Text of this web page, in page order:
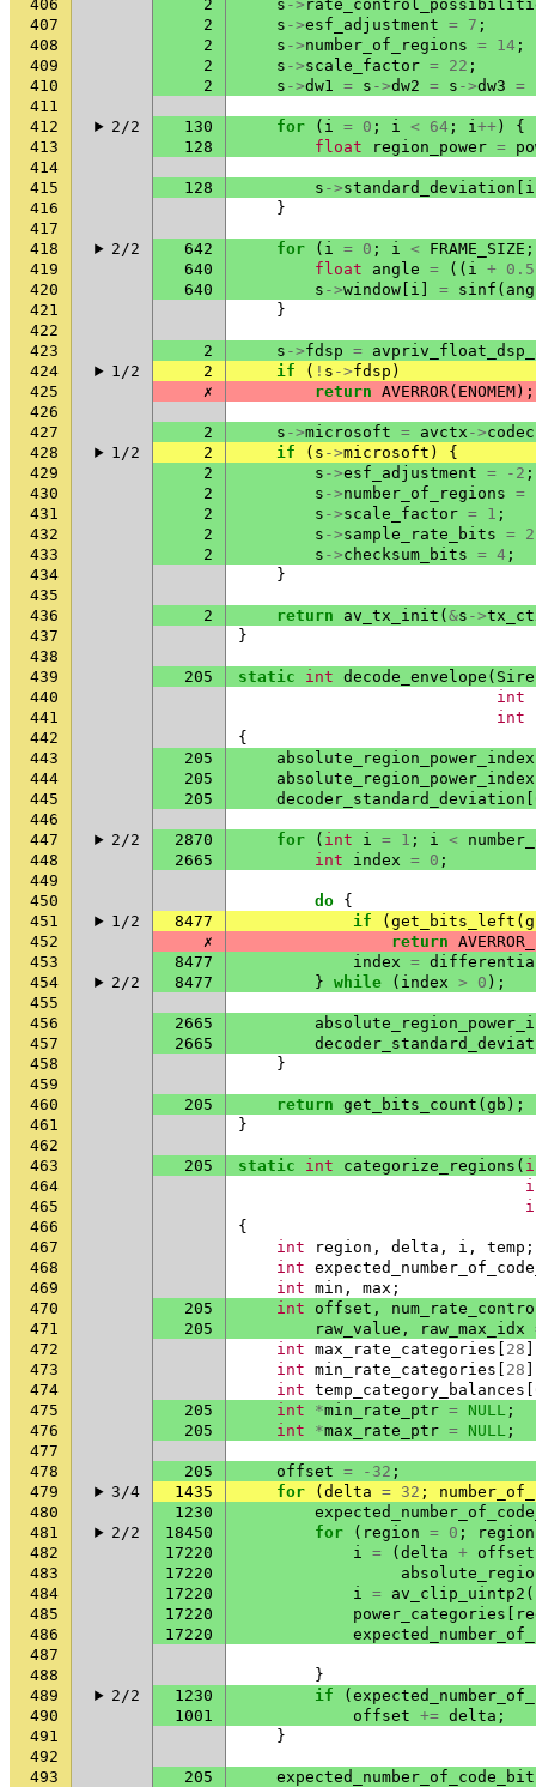
406 2 s ->
407
2 s ->esf_adjustment = 7 ;
408
2 s ->number_of_regions = 14 ;
409
2 s ->scale_factor = 22 ;
410
2 s ->dw1 = s ->dw2 = s ->dw3 =
411
412
2/2 130 for ( i = 0 ; i < 64 ; i++ )
{
413
128 float region_power =
414
415
128 s ->standard_deviation i
416
}
417
418
2/2 642 for ( i = 0 ; i < FRAME_SIZE ;
419
640 float angle = (( i +
420
640 s ->window i = sinf (
421
}
422
423
2 s ->fdsp =
424
1/2 2 if ( ! s ->fdsp )
425
✗ return AVERROR( ENOMEM);
426
427
2 s ->microsoft = avctx ->codec
428
1/2 2 if ( s ->microsoft )
{
429
2 s ->esf_adjustment = -2 ;
430
2 s ->number_of_regions =
431
2 s ->scale_factor = 1 ;
432
2 s ->sample_rate_bits = 2
433
2 s ->checksum_bits = 4 ;
434
}
435
436
2 return av_tx_init ( &s ->
437
}
438
439
205 static int decode_envelope (
440
int
441
int
442
{
443
205 absolute_region_power_index
444
205 absolute_region_power_index
445
205 decoder_standard_deviation
446
447
2/2 2870 for ( int i = 1 ; i <
448
2665 int index = 0 ;
449
450
do {
451
1/2 8477 if ( get_bits_left (
452
✗ return
453
8477 index =
454
2/2 8477 } while ( index > 0 );
455
456
2665
457
2665
458
}
459
460
205 return get_bits_count ( gb );
461
}
462
463
205 static int categorize_regions (
464
465
466
{
467
int region , delta , i , temp ;
468
int
469
int min , max ;
470
205 int offset ,
471
205 raw_value , raw_max_idx
472
int max_rate_categories 28
473
int min_rate_categories 28
474
int temp_category_balances
475
205 int *min_rate_ptr = NULL ;
476
205 int *max_rate_ptr = NULL ;
477
478
205 offset = -32 ;
479
3/4 1435 for ( delta = 32 ;
480
1230
481
2/2 18450 for ( region = 0 ;
region
482
17220 i = ( delta + offset
483
17220
484
17220 i = av_clip_uintp2 (
485
17220 power_categories
486
17220
487
488
}
489
2/2 1230 if (
490
1001 offset += delta ;
491
}
492
493
205